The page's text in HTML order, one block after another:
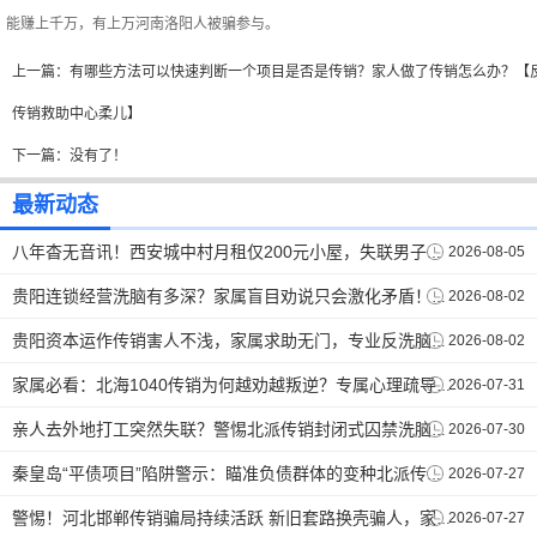
能赚上千万，有上万河南洛阳人被骗参与。
上一篇： 有哪些方法可以快速判断一个项目是否是传销？家人做了传销怎么办？【
传销救助中心柔儿】
下一篇：没有了！
最新动态
八年杳无音讯！西安城中村月租仅200元小屋，失联男子终于和家人取得联系。【反传销救助中心】 2026-08-05
贵阳连锁经营洗脑有多深？家属盲目劝说只会激化矛盾！正确唤醒技巧在这里。【反传销救助中心孙老师】 2026-08-02
贵阳资本运作传销害人不浅，家属求助无门，专业反洗脑打破思想牢笼。【反传销救助中心】 2026-08-02
家属必看：北海1040传销为何越劝越叛逆？专属心理疏导破解洗脑死循环 。【反传销救助中心】2026-07-31
亲人去外地打工突然失联？警惕北派传销封闭式囚禁洗脑陷阱。【反传销救助中心】 2026-07-30
秦皇岛“平债项目”陷阱警示：瞄准负债群体的变种北派传销，劝说难度不容小觑.【反传销救助中心】 2026-07-27
警惕！河北邯郸传销骗局持续活跃 新旧套路换壳骗人，家属解救方式科普。【反传销救助中心】2026-07-27